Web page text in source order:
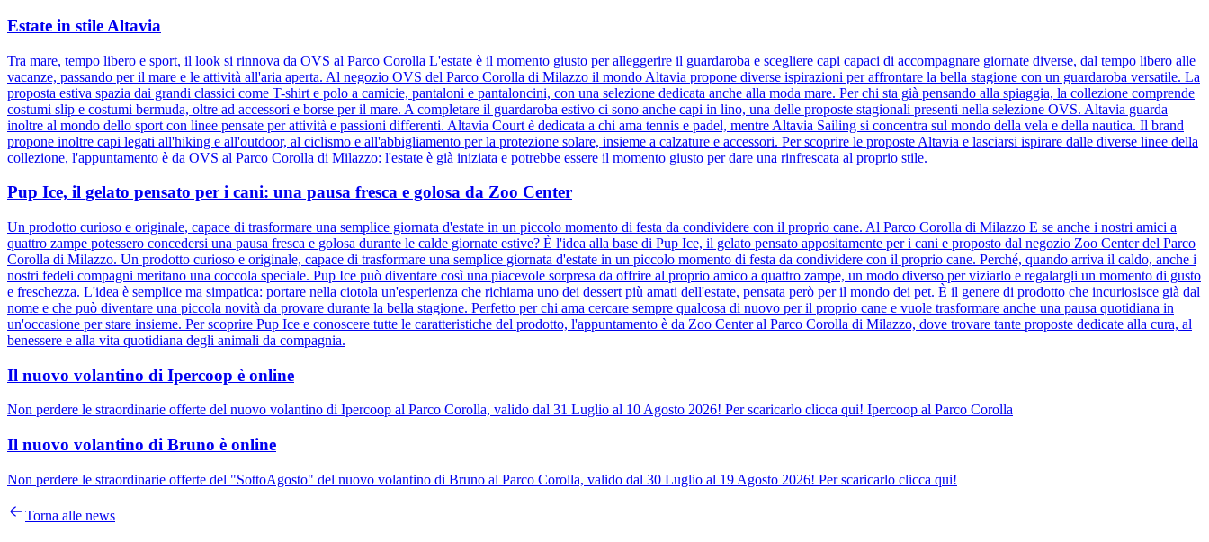
Estate in stile Altavia
Tra mare, tempo libero e sport, il look si rinnova da OVS al Parco Corolla L'estate è il momento giusto per alleggerire il guardaroba e scegliere capi capaci di accompagnare giornate diverse, dal tempo libero alle
vacanze, passando per il mare e le attività all'aria aperta. Al negozio OVS del Parco Corolla di Milazzo il mondo Altavia propone diverse ispirazioni per affrontare la bella stagione con un guardaroba versatile. La
proposta estiva spazia dai grandi classici come T-shirt e polo a camicie, pantaloni e pantaloncini, con una selezione dedicata anche alla moda mare. Per chi sta già pensando alla spiaggia, la collezione comprende
costumi slip e costumi bermuda, oltre ad accessori e borse per il mare. A completare il guardaroba estivo ci sono anche capi in lino, una delle proposte stagionali presenti nella selezione OVS. Altavia guarda
inoltre al mondo dello sport con linee pensate per attività e passioni differenti. Altavia Court è dedicata a chi ama tennis e padel, mentre Altavia Sailing si concentra sul mondo della vela e della nautica. Il brand
propone inoltre capi legati all'hiking e all'outdoor, al ciclismo e all'abbigliamento per la protezione solare, insieme a calzature e accessori. Per scoprire le proposte Altavia e lasciarsi ispirare dalle diverse linee della
collezione, l'appuntamento è da OVS al Parco Corolla di Milazzo: l'estate è già iniziata e potrebbe essere il momento giusto per dare una rinfrescata al proprio stile.
Pup Ice, il gelato pensato per i cani: una pausa fresca e golosa da Zoo Center
Un prodotto curioso e originale, capace di trasformare una semplice giornata d'estate in un piccolo momento di festa da condividere con il proprio cane. Al Parco Corolla di Milazzo E se anche i nostri amici a
quattro zampe potessero concedersi una pausa fresca e golosa durante le calde giornate estive? È l'idea alla base di Pup Ice, il gelato pensato appositamente per i cani e proposto dal negozio Zoo Center del Parco
Corolla di Milazzo. Un prodotto curioso e originale, capace di trasformare una semplice giornata d'estate in un piccolo momento di festa da condividere con il proprio cane. Perché, quando arriva il caldo, anche i
nostri fedeli compagni meritano una coccola speciale. Pup Ice può diventare così una piacevole sorpresa da offrire al proprio amico a quattro zampe, un modo diverso per viziarlo e regalargli un momento di gusto
e freschezza. L'idea è semplice ma simpatica: portare nella ciotola un'esperienza che richiama uno dei dessert più amati dell'estate, pensata però per il mondo dei pet. È il genere di prodotto che incuriosisce già dal
nome e che può diventare una piccola novità da provare durante la bella stagione. Perfetto per chi ama cercare sempre qualcosa di nuovo per il proprio cane e vuole trasformare anche una pausa quotidiana in
un'occasione per stare insieme. Per scoprire Pup Ice e conoscere tutte le caratteristiche del prodotto, l'appuntamento è da Zoo Center al Parco Corolla di Milazzo, dove trovare tante proposte dedicate alla cura, al
benessere e alla vita quotidiana degli animali da compagnia.
Il nuovo volantino di Ipercoop è online
Non perdere le straordinarie offerte del nuovo volantino di Ipercoop al Parco Corolla, valido dal 31 Luglio al 10 Agosto 2026! Per scaricarlo clicca qui! Ipercoop al Parco Corolla
Il nuovo volantino di Bruno è online
Non perdere le straordinarie offerte del "SottoAgosto" del nuovo volantino di Bruno al Parco Corolla, valido dal 30 Luglio al 19 Agosto 2026! Per scaricarlo clicca qui!
Torna alle news